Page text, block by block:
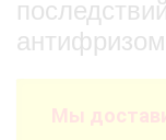
антифризом
Мы